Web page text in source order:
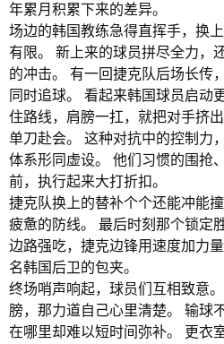
年累月积累下来的差异。
场边的韩国教练急得直挥手，换
有限。 新上来的球员拼尽全力，
的冲击。 有一回捷克队后场长传
同时追球。 看起来韩国球员启动
住路线，肩膀一扛，就把对手挤
单刀赴会。 这种对抗中的控制力
体系形同虚设。 他们习惯的围抢
前，执行起来大打折扣。
捷克队换上的替补个个还能冲能
疲惫的防线。 最后时刻那个锁定
边路强吃，捷克边锋用速度加力
名韩国后卫的包夹。
终场哨声响起，球员们互相致意
膀，那力道自己心里清楚。 输球
在哪里却难以短时间弥补。 更衣